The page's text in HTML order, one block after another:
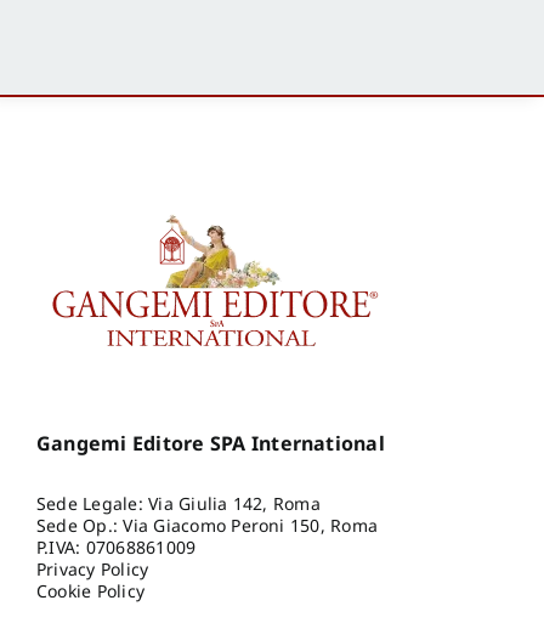
Gangemi Editore SPA International
Sede Legale: Via Giulia 142, Roma
Sede Op.: Via Giacomo Peroni 150, Roma
P.IVA: 07068861009
Privacy Policy
Cookie Policy